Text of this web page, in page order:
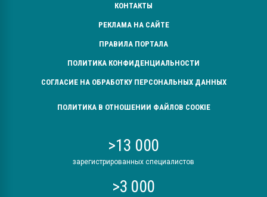
КОНТАКТЫ
РЕКЛАМА НА САЙТЕ
ПРАВИЛА ПОРТАЛА
ПОЛИТИКА КОНФИДЕНЦИАЛЬНОСТИ
СОГЛАСИЕ НА ОБРАБОТКУ ПЕРСОНАЛЬНЫХ ДАННЫХ
ПОЛИТИКА В ОТНОШЕНИИ ФАЙЛОВ COOKIE
>13 000
зарегистрированных специалистов
>3 000